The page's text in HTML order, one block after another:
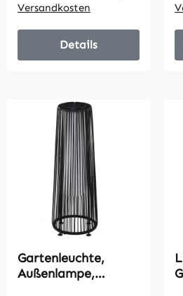
Versandkosten
Details
Gartenleuchte,
Außenlampe,